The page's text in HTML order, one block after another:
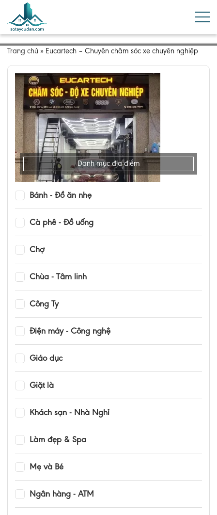
Trang chủ » Eucartech – Chuyên chăm sóc xe chuyên nghiệp
Danh mục địa điểm
Bánh - Đồ ăn nhẹ
Cà phê - Đồ uống
Chợ
Chùa - Tâm linh
Công Ty
Điện máy - Công nghệ
Giáo dục
Giặt là
Khách sạn - Nhà Nghỉ
Làm đẹp & Spa
Mẹ và Bé
Ngân hàng - ATM